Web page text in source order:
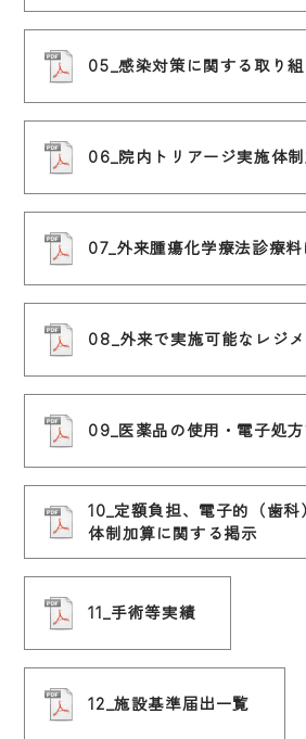
05_感染対策に関する取り
06_院内トリアージ実施体
07_外来腫瘍化学療法診療料
08_外来で実施可能なレジ
09_医薬品の使用・電子処
10_定額負担、電子的（歯
体制加算に関する掲示
11_手術等実績
12_施設基準届出一覧